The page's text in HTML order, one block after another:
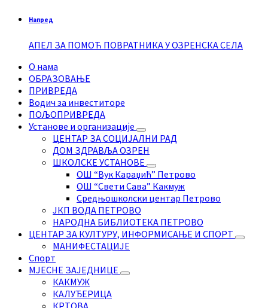
Напред
АПЕЛ ЗА ПОМОЋ ПОВРАТНИКА У ОЗРЕНСКА СЕЛА
О нама
ОБРАЗОВАЊЕ
ПРИВРЕДА
Водич за инвеститоре
ПОЉОПРИВРЕДА
Установе и организације
ЦЕНТАР ЗА СОЦИЈАЛНИ РАД
ДОМ ЗДРАВЉА ОЗРЕН
ШКОЛСКЕ УСТАНОВЕ
ОШ “Вук Караџић” Петрово
ОШ “Свети Сава” Какмуж
Средњошколски центар Петрово
ЈКП ВОДА ПЕТРОВО
НАРОДНА БИБЛИОТЕКА ПЕТРОВО
ЦЕНТАР ЗА КУЛТУРУ, ИНФОРМИСАЊЕ И СПОРТ
МАНИФЕСТАЦИЈЕ
Спорт
МЈЕСНЕ ЗАЈЕДНИЦЕ
КАКМУЖ
КАЛУЂЕРИЦА
КРТОВА